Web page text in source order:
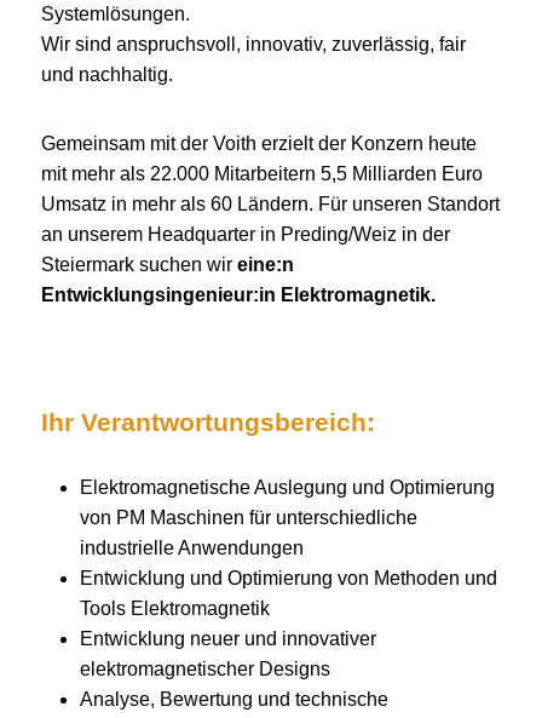
Systemlösungen.
Wir sind anspruchsvoll, innovativ, zuverlässig, fair
und nachhaltig.
Gemeinsam mit der Voith erzielt der Konzern heute
mit mehr als 22.000 Mitarbeitern 5,5 Milliarden Euro
Umsatz in mehr als 60 Ländern. Für unseren Standort
an unserem Headquarter in Preding/Weiz in der
Steiermark suchen wir eine:n
Entwicklungsingenieur:in Elektromagnetik.
Ihr Verantwortungsbereich:
Elektromagnetische Auslegung und Optimierung
von PM Maschinen für unterschiedliche
industrielle Anwendungen
Entwicklung und Optimierung von Methoden und
Tools Elektromagnetik
Entwicklung neuer und innovativer
elektromagnetischer Designs
Analyse, Bewertung und technische